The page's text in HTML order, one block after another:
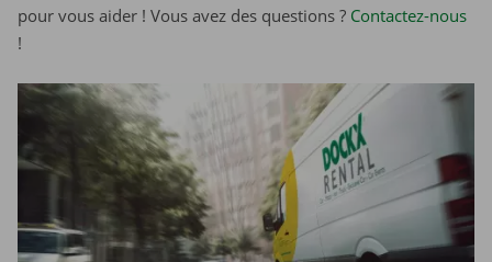
pour vous aider ! Vous avez des questions ? Contactez-nous
!